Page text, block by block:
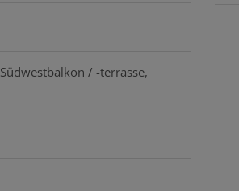
Südwestbalkon / -terrasse